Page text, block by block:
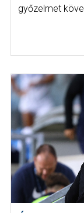
győzelmet